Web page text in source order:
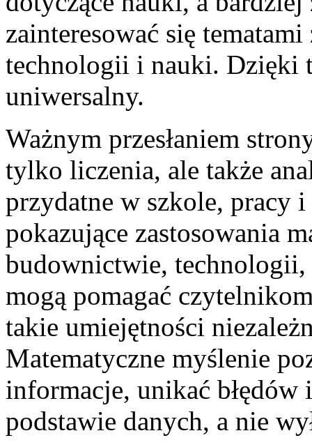
zainteresować się
technologii i nauki. Dzięki
uniwersalny.
Ważnym przesłaniem
tylko liczenia, ale także
przydatne w szkole, pracy
pokazujące zastosowania
budownictwie, technologii,
mogą pomagać
takie umiejętności
Matematyczne myślenie
informacje, unikać błędów
podstawie danych, a nie